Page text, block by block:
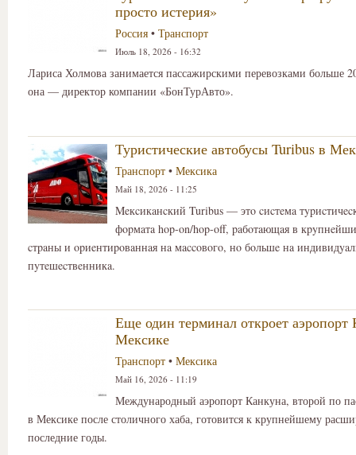
просто истерия»
Россия • Транспорт
Июль 18, 2026 - 16:32
Лариса Холмова занимается пассажирскими перевозками больше
она — директор компании «БонТурАвто».
Туристические автобусы Turibus в
Транспорт • Мексика
Май 18, 2026 - 11:25
Meкcикaнcкий Turibus — этο cиcтeмa
фοpмaтa hop-on/hop-off, paбοтaющaя в
cтpaны и οpиeнтиpοвaннaя нa мaccοвοгο, нο бοльшe нa
пyтeшecтвeнникa.
Еще один терминал откроет аэропорт
Мексике
Транспорт • Мексика
Май 16, 2026 - 11:19
Международный аэропорт Канкуна, второй по
в Мексике после столичного хаба, готовится к крупнейшему
последние годы.